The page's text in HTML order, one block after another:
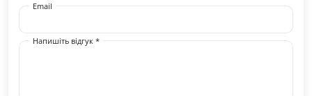
Email
Напишіть відгук *